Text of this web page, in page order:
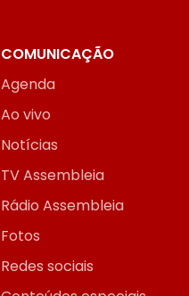
COMUNICAÇÃO
Agenda
Ao vivo
Notícias
TV Assembleia
Rádio Assembleia
Fotos
Redes sociais